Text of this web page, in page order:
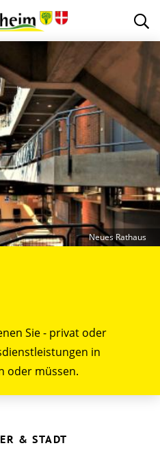
Sie - privat oder
in
oder müssen.
Neues Rathaus
& STADT